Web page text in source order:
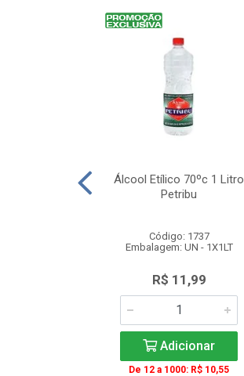
Álcool Etílico 70ºc 1 Litro
Petribu
Código: 1737
Embalagem: UN - 1X1LT
R$ 11,99
Adicionar
De 12 a 1000: R$ 10,55